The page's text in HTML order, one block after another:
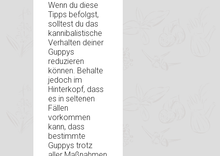
Wenn du diese
Tipps befolgst,
solltest du das
kannibalistische
Verhalten deiner
Guppys
reduzieren
können. Behalte
jedoch im
Hinterkopf, dass
es in seltenen
Fällen
vorkommen
kann, dass
bestimmte
Guppys trotz